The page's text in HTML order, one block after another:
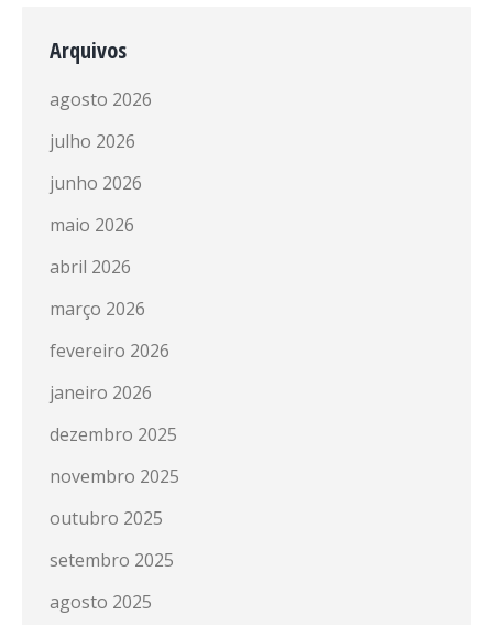
Arquivos
agosto 2026
julho 2026
junho 2026
maio 2026
abril 2026
março 2026
fevereiro 2026
janeiro 2026
dezembro 2025
novembro 2025
outubro 2025
setembro 2025
agosto 2025